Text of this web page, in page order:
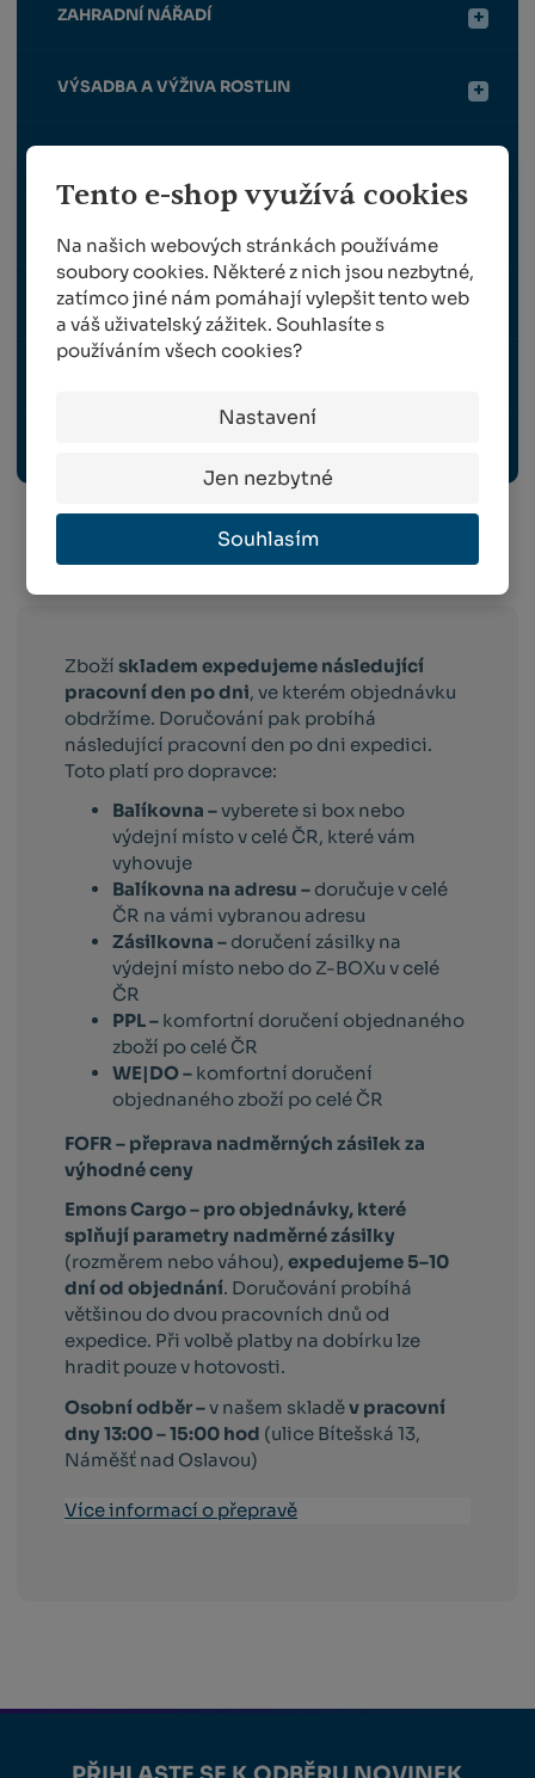
Tento e-shop využívá cookies
Na našich webových stránkách používáme
soubory cookies. Některé z nich jsou nezbytné,
zatímco jiné nám pomáhají vylepšit tento web
a váš uživatelský zážitek. Souhlasíte s
používáním všech cookies?
Nastavení
Jen nezbytné
Souhlasím
ZAHRADNÍ NÁŘADÍ
VÝSADBA A VÝŽIVA ROSTLIN
SKLIZEŇ A ROUBOVÁNÍ
Info o přepravě:
Zbožískladem expedujeme následující
pracovní den po dni, ve kterém objednávku
obdržíme. Doručování pak probíhá
následující pracovní den po dni expedici.
Toto platí pro dopravce:
Balíkovna –vyberete si box nebo
výdejní místo v celé ČR, které vám
vyhovuje
Balíkovna na adresu – doručuje v celé
ČR na vámi vybranou adresu
Zásilkovna – doručení zásilky na
výdejní místo nebo do Z-BOXu v celé
ČR
PPL – komfortní doručení objednaného
zboží po celé ČR
WE|DO – komfortní doručení
objednaného zboží po celé ČR
FOFR – přeprava nadměrných zásilek za
výhodné ceny
Emons Cargo – pro objednávky, které
splňují parametry nadměrné zásilky
(rozměrem nebo váhou),expedujeme 5–10
dní od objednání. Doručování probíhá
většinou do dvou pracovních dnů od
expedice. Při volbě platby na dobírku lze
hradit pouze v hotovosti.
Osobní odběr –v našem skladěv pracovní
dny 13:00 – 15:00 hod (ulice Bítešská 13,
Náměšť nad Oslavou)
Více informací o přepravě